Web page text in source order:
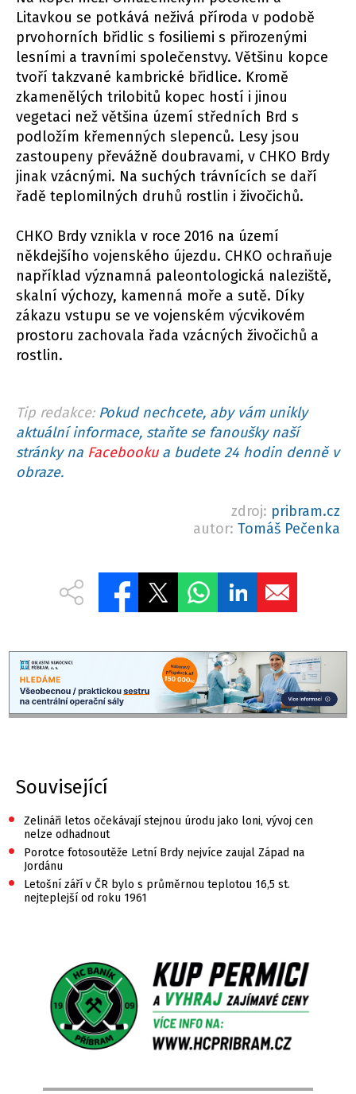
Litavkou se potkává neživá příroda v podobě
prvohorních břidlic s fosiliemi s přirozenými
lesními a travními společenstvy. Většinu kopce
tvoří takzvané kambrické břidlice. Kromě
zkamenělých trilobitů kopec hostí i jinou
vegetaci než většina území středních Brd s
podložím křemenných slepenců. Lesy jsou
zastoupeny převážně doubravami, v CHKO Brdy
jinak vzácnými. Na suchých trávnících se daří
řadě teplomilných druhů rostlin i živočichů.
CHKO Brdy vznikla v roce 2016 na území
někdejšího vojenského újezdu. CHKO ochraňuje
například významná paleontologická naleziště,
skalní výchozy, kamenná moře a sutě. Díky
zákazu vstupu se ve vojenském výcvikovém
prostoru zachovala řada vzácných živočichů a
rostlin.
Tip redakce: Pokud nechcete, aby vám unikly
aktuální informace, staňte se fanoušky naší
stránky na Facebookua budete 24 hodin denně v
obraze.
zdroj: pribram.cz
autor: Tomáš Pečenka
Související
•
Zelináři letos očekávají stejnou úrodu jako loni, vývoj cen
nelze odhadnout
•
Porotce fotosoutěže Letní Brdy nejvíce zaujal Západ na
Jordánu
•
Letošní září v ČR bylo s průměrnou teplotou 16,5 st.
nejteplejší od roku 1961